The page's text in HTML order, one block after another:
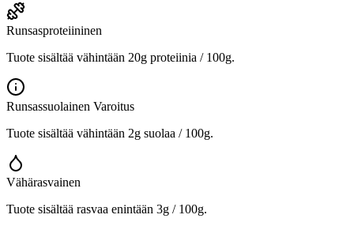
Runsasproteiininen
Tuote sisältää vähintään 20g proteiinia / 100g.
Runsassuolainen Varoitus
Tuote sisältää vähintään 2g suolaa / 100g.
Vähärasvainen
Tuote sisältää rasvaa enintään 3g / 100g.